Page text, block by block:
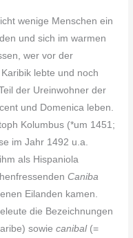
wenige Menschen ein
und sich im warmen
wer vor der
Karibik lebte und noch
der Ureinwohner der
und Domenica leben.
Kolumbus (*um 1451;
im Jahr 1492 u.a.
als Hispaniola
Caniba
Eilanden kamen.
die Bezeichnungen
sowiecanibal(=